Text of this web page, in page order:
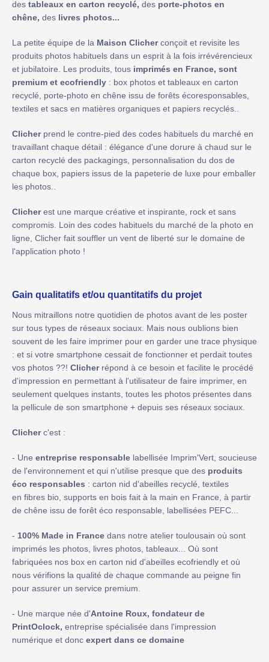
des tableaux en carton recyclé, des porte-photos en
chêne, des livres photos...
La petite équipe de la Maison Clicherconçoit et revisite les
produits photos habituels dans un esprit à la fois irrévérencieux
et jubilatoire. Les produits, tous imprimés en France, sont
premium et ecofriendly : box photos et tableaux en carton
recyclé, porte-photo en chêne issu de forêts écoresponsables,
textiles et sacs en matières organiques et papiers recyclés..
Clicherprend le contre-pied des codes habituels du marché en
travaillant chaque détail : élégance d'une dorure à chaud sur le
carton recyclé des packagings, personnalisation du dos de
chaque box, papiers issus de la papeterie de luxe pour emballer
les photos..
Clicherest une marque créative et inspirante, rock et sans
compromis. Loin des codes habituels du marché de la photo en
ligne, Clicher fait souffler un vent de liberté sur le domaine de
l'application photo !
Gain qualitatifs et/ou quantitatifs du projet
Nous mitraillons notre quotidien de photos avant de les poster
sur tous types de réseaux sociaux. Mais nous oublions bien
souvent de les faire imprimer pour en garder une trace physique
: et si votre smartphone cessait de fonctionner et perdait toutes
vos photos ??! Clicherrépond à ce besoin et facilite le procédé
d'impression en permettant à l'utilisateur de faire imprimer, en
seulement quelques instants, toutes les photos présentes dans
la pellicule de son smartphone + depuis ses réseaux sociaux.
Clicherc'est :
- Une entreprise responsable labellisée Imprim'Vert, soucieuse
de l'environnement et qui n'utilise presque que des produits
éco responsables : carton nid d'abeilles recyclé, textiles
en fibres bio, supports en bois fait à la main en France, à partir
de chêne issu de forêt éco responsable, labellisées PEFC...
- 100% Made in France dans notre atelier toulousain où sont
imprimés les photos, livres photos, tableaux... Où sont
fabriquées nos box en carton nid d'abeilles ecofriendly et où
nous vérifions la qualité de chaque commande au peigne fin
pour assurer un service premium.
- Une marque née d'Antoine Roux, fondateur de
PrintOclock, entreprise spécialisée dans l'impression
numérique et donc expert dans ce domaine